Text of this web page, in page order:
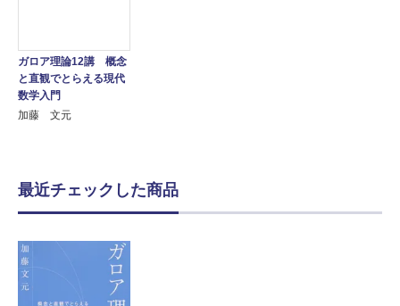
ガロア理論12講 概念
と直観でとらえる現代
数学入門
加藤 文元
最近チェックした商品